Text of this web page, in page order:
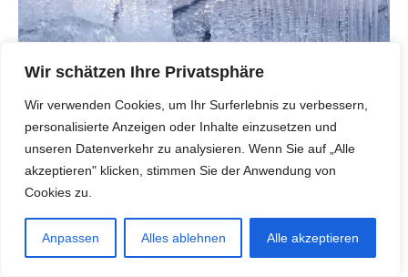
Wir schätzen Ihre Privatsphäre
Wir verwenden Cookies, um Ihr Surferlebnis zu verbessern,
personalisierte Anzeigen oder Inhalte einzusetzen und
unseren Datenverkehr zu analysieren. Wenn Sie auf „Alle
akzeptieren" klicken, stimmen Sie der Anwendung von
Cookies zu.
Anpassen Alles ablehnen Alle akzeptieren